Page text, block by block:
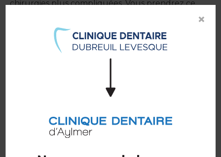
chirurgies plus compliquées. Vous prendrez ce
ANESTHÉSIE LOCALE
Il s’agit d’un anesthésique local qui empêche la
Pour une extraction simple, votre dentiste ou
chirurgien buccal utilisera probablement une
procédure.
×